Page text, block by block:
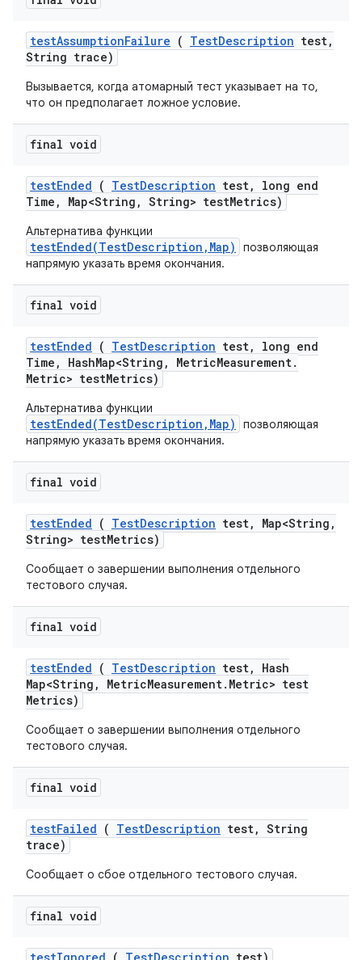
testAssumptionFailure ( TestDescription test,
String trace)
Вызывается, когда атомарный тест указывает на то,
что он предполагает ложное условие.
final void
testEnded ( TestDescription test,
long end
Time , Map<String , String> testMetrics)
Альтернатива функции
testEnded(TestDescription,Map)
позволяющая
напрямую указать время окончания.
final void
testEnded ( TestDescription test,
long end
Time , HashMap<String , MetricMeasurement.
Metric> testMetrics)
Альтернатива функции
testEnded(TestDescription,Map)
позволяющая
напрямую указать время окончания.
final void
testEnded ( TestDescription test, Map<String ,
String> testMetrics)
Сообщает о завершении выполнения отдельного
тестового случая.
final void
testEnded ( TestDescription test,
Hash
Map<String , MetricMeasurement. Metric> test
Metrics)
Сообщает о завершении выполнения отдельного
тестового случая.
final void
testFailed ( TestDescription test, String
trace)
Сообщает о сбое отдельного тестового случая.
final void